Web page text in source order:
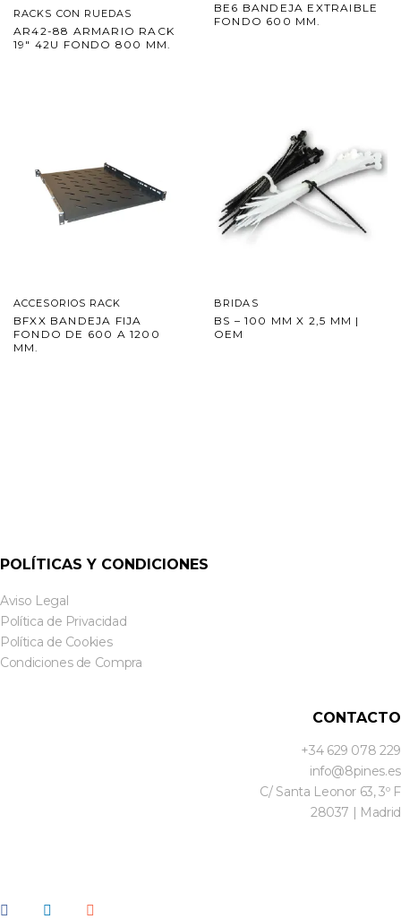
RACKS CON RUEDAS
AR42-88 ARMARIO RACK
19″ 42U FONDO 800 MM.
BE6 BANDEJA EXTRAIBLE
FONDO 600 MM.
ACCESORIOS RACK
BFXX BANDEJA FIJA
FONDO DE 600 A 1200
MM.
BRIDAS
BS – 100 MM X 2,5 MM |
OEM
POLÍTICAS Y CONDICIONES
Aviso Legal
Política de Privacidad
Política de Cookies
Condiciones de Compra
CONTACTO
+34 629 078 229
info@8pines.es
C/ Santa Leonor 63, 3º F
28037 | Madrid